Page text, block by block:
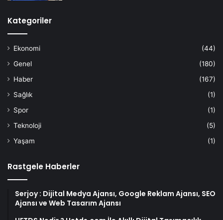
Kategoriler
Ekonomi
(44)
Genel
(180)
Haber
(167)
Sağlık
(1)
Spor
(1)
Teknoloji
(5)
Yaşam
(1)
Rastgele Haberler
Serjoy : Dijital Medya Ajansı, Google Reklam Ajansı, SEO
Ajansı ve Web Tasarım Ajansı